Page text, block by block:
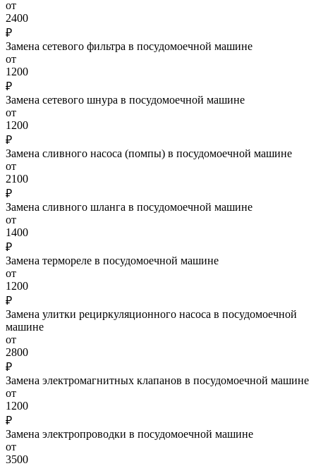
от
2400
₽
Замена сетевого фильтра в посудомоечной машине
от
1200
₽
Замена сетевого шнура в посудомоечной машине
от
1200
₽
Замена сливного насоса (помпы) в посудомоечной машине
от
2100
₽
Замена сливного шланга в посудомоечной машине
от
1400
₽
Замена термореле в посудомоечной машине
от
1200
₽
Замена улитки рециркуляционного насоса в посудомоечной
машине
от
2800
₽
Замена электромагнитных клапанов в посудомоечной машине
от
1200
₽
Замена электропроводки в посудомоечной машине
от
3500